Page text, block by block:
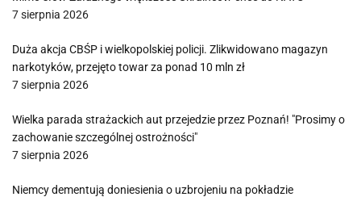
7 sierpnia 2026
Duża akcja CBŚP i wielkopolskiej policji. Zlikwidowano magazyn
narkotyków, przejęto towar za ponad 10 mln zł
7 sierpnia 2026
Wielka parada strażackich aut przejedzie przez Poznań! "Prosimy o
zachowanie szczególnej ostrożności"
7 sierpnia 2026
Niemcy dementują doniesienia o uzbrojeniu na pokładzie